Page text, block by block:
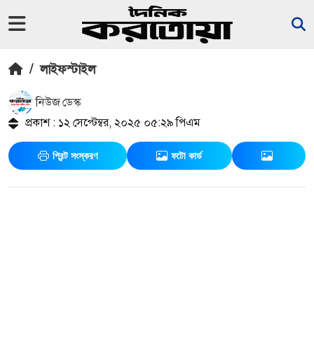
/ লাইফস্টাইল
নিউজ ডেস্ক
প্রকাশ : ১২ সেপ্টেম্বর, ২০২৫ ০৫:২৯ পিএম
প্রিন্ট সংস্করণ ফটো কার্ড